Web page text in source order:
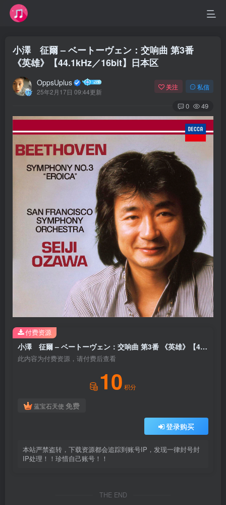
小澤 征爾 – ベートーヴェン：交响曲 第3番
《英雄》【44.1kHz／16bit】日本区
OppsUplus
25年2月17日 09:44更新
关注 私信
0 49
小澤 征爾 – ベートーヴェン：交响曲 第3番 《英雄》【44.1kHz／16bit】日本区
此内容为付费资源，请付费后查看
10 积分
蓝宝石天使 免费
登录购买
本站严禁盗转，下载资源都会追踪到账号IP，发现一律封号封
IP处理！！珍惜自己账号！！
付费资源
THE END